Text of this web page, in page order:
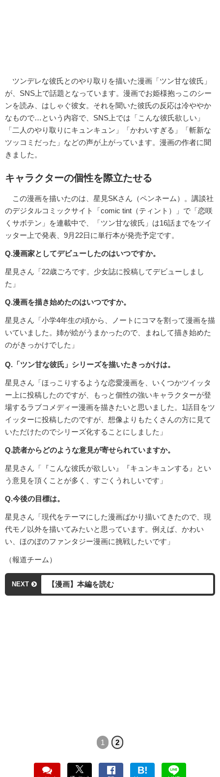
ツンデレな彼氏とのやり取りを描いた漫画「ツン甘な彼氏」
が、SNS上で話題となっています。漫画でお姫様抱っこのシー
ンを読み、はしゃぐ彼女。それを聞いた彼氏の反応は冷ややか
なもので…という内容で、SNS上では「こんな彼氏欲しい」
「二人のやり取りにキュンキュン」「かわいすぎる」「斬新な
ツッコミだった」などの声が上がっています。漫画の作者に聞
きました。
キャラクターの個性を際立たせる
この漫画を描いたのは、星見SKさん（ペンネーム）。講談社
のデジタルコミックサイト「comic tint（ティント）」で「恋咲
くサボテン」を連載中で、「ツン甘な彼氏」は16話までをツイ
ッター上で発表、9月22日に単行本が発売予定です。
Q.漫画家としてデビューしたのはいつですか。
星見さん「22歳ごろです。少女誌に投稿してデビューしまし
た」
Q.漫画を描き始めたのはいつですか。
星見さん「小学4年生の頃から、ノートにコマを割って漫画を描
いていました。姉が絵がうまかったので、まねして描き始めた
のがきっかけでした」
Q.「ツン甘な彼氏」シリーズを描いたきっかけは。
星見さん「ほっこりするような恋愛漫画を、いくつかツイッタ
ー上に投稿したのですが、もっと個性の強いキャラクターが登
場するラブコメディー漫画を描きたいと思いました。1話目をツ
イッターに投稿したのですが、想像よりもたくさんの方に見て
いただけたのでシリーズ化することにしました」
Q.読者からどのような意見が寄せられていますか。
星見さん「『こんな彼氏が欲しい』『キュンキュンする』とい
う意見を頂くことが多く、すごくうれしいです」
Q.今後の目標は。
星見さん「現代をテーマにした漫画ばかり描いてきたので、現
代モノ以外を描いてみたいと思っています。例えば、かわい
い、ほのぼのファンタジー漫画に挑戦したいです」
（報道チーム）
NEXT 【漫画】本編を読む
1 2
B!